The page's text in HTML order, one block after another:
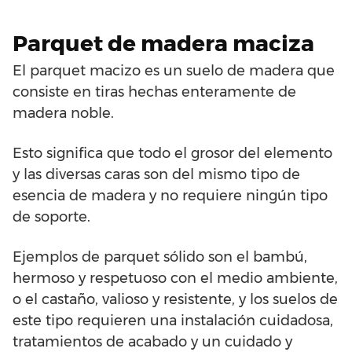
Parquet de madera maciza
El parquet macizo es un suelo de madera que
consiste en tiras hechas enteramente de
madera noble.
Esto significa que todo el grosor del elemento
y las diversas caras son del mismo tipo de
esencia de madera y no requiere ningún tipo
de soporte.
Ejemplos de parquet sólido son el bambú,
hermoso y respetuoso con el medio ambiente,
o el castaño, valioso y resistente, y los suelos de
este tipo requieren una instalación cuidadosa,
tratamientos de acabado y un cuidado y